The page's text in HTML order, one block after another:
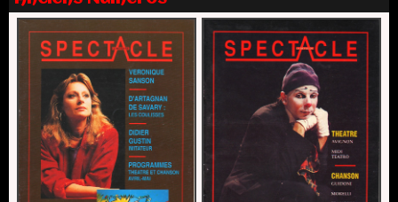
Nomination de Nathalie Garraud et Olivier Saccomano à la
direction du Théâtre de Gennevilliers - CDN
13/06/2026
Dispositif SACD Auteurs d'espaces : les lauréats 2026
18/03/2026